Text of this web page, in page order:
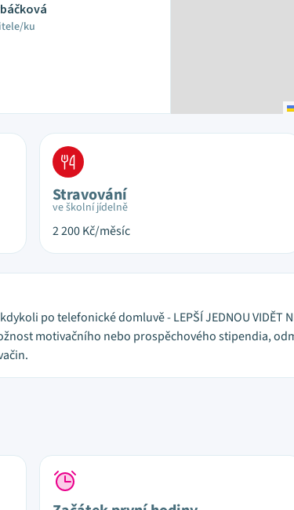
ku
Stravování
ve školní jídelně
2 200Kč/měsíc
po telefonické domluvě - LEPŠÍ JEDNOU VIDĚT
motivačního nebo prospěchového stipendia,